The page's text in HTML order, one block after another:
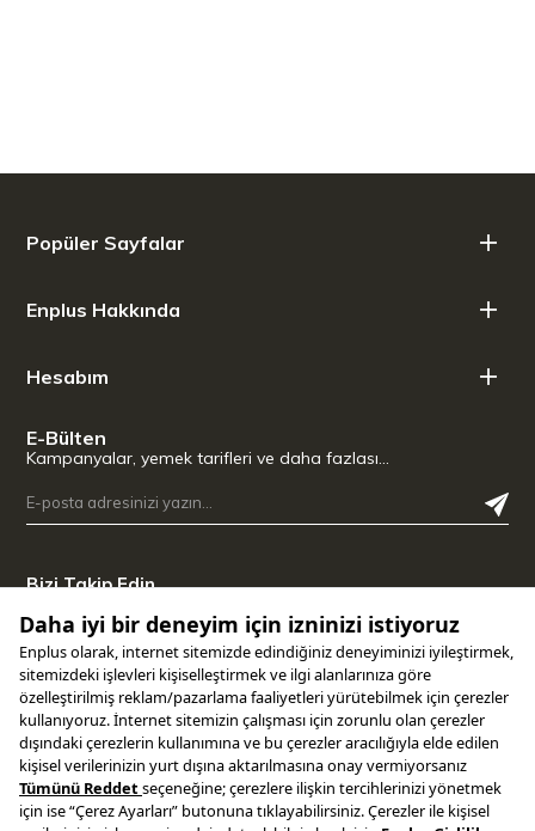
Popüler Sayfalar
Enplus Hakkında
Hesabım
E-Bülten
Kampanyalar, yemek tarifleri ve daha fazlası…
Bizi Takip Edin
Uygulamamızı İndirin